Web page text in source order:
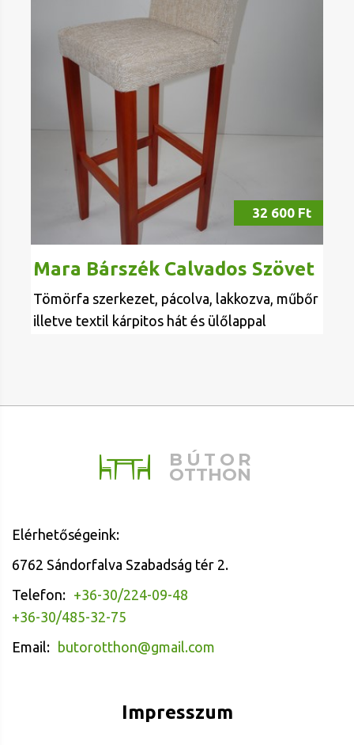
32 600 Ft
Mara Bárszék Calvados Szövet
Tömörfa szerkezet, pácolva, lakkozva, műbőr
illetve textil kárpitos hát és ülőlappal
BÚTOR
OTTHON
Elérhetőségeink:
6762 Sándorfalva Szabadság tér 2.
Telefon: +36-30/224-09-48
+36-30/485-32-75
Email: butorotthon@gmail.com
Impresszum